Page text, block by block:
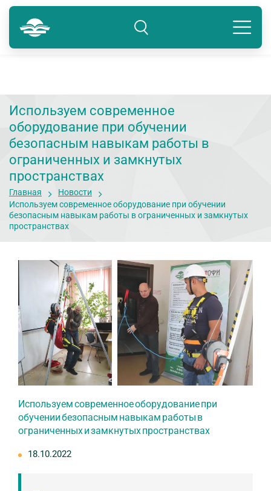
Краснодар
Подразделение: Краснодар
8 800 234-80-99
Используем современное
оборудование при обучении
безопасным навыкам работы в
ограниченных и замкнутых
пространствах
Главная
Новости
Используем современное оборудование при обучении
безопасным навыкам работы в ограниченных и замкнутых
пространствах
Используем современное оборудование при
обучении безопасным навыкам работы в
ограниченных и замкнутых пространствах
18.10.2022